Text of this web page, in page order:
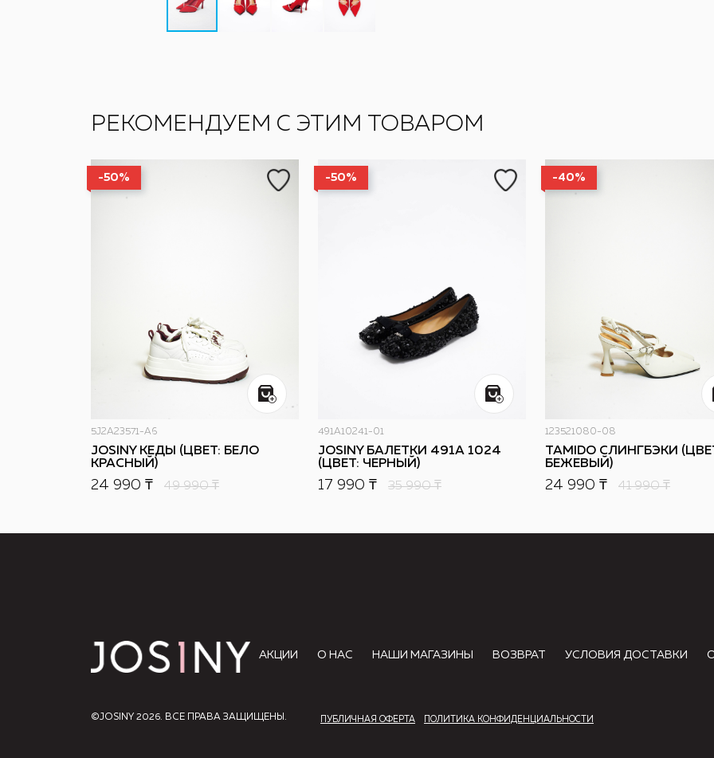
РЕКОМЕНДУЕМ С ЭТИМ ТОВАРОМ
-50%
5J2A23571-A6
JOSINY КЕДЫ (ЦВЕТ: БЕЛО
КРАСНЫЙ)
24 990 ₸ 49 990₸
-50%
491A10241-01
JOSINY БАЛЕТКИ 491A 1024
(ЦВЕТ: ЧЕРНЫЙ)
17 990 ₸ 35 990₸
-40%
123521080-08
TAMIDO СЛИНГБЭКИ
БЕЖЕВЫЙ)
24 990 ₸ 41 990₸
АКЦИИ О НАС НАШИ МАГАЗИНЫ ВОЗВРАТ УСЛОВИЯ ДОСТАВКИ
©JOSINY 2026. ВСЕ ПРАВА ЗАЩИЩЕНЫ. ПУБЛИЧНАЯ ОФЕРТА ПОЛИТИКА КОНФИДЕНЦИАЛЬНОСТИ